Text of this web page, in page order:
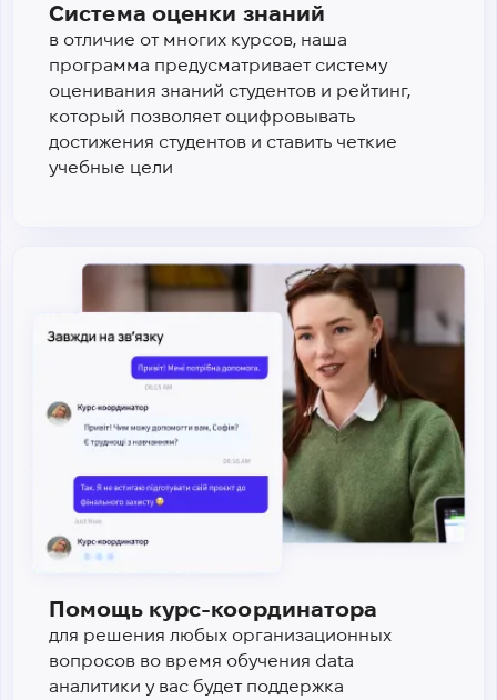
Система оценки знаний
в отличие от многих курсов, наша
программа предусматривает систему
оценивания знаний студентов и рейтинг,
который позволяет оцифровывать
достижения студентов и ставить четкие
учебные цели
Помощь курс-координатора
для решения любых организационных
вопросов во время обучения data
аналитики у вас будет поддержка